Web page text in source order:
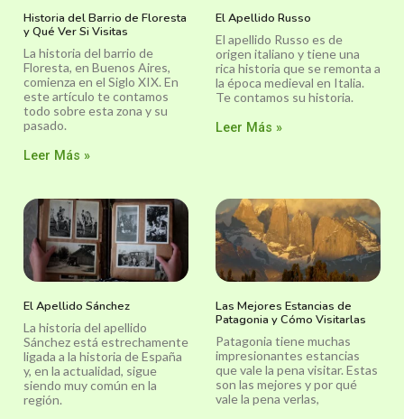
Historia del Barrio de Floresta
y Qué Ver Si Visitas
La historia del barrio de
Floresta, en Buenos Aires,
comienza en el Siglo XIX. En
este artículo te contamos
todo sobre esta zona y su
pasado.
Leer Más »
El Apellido Russo
El apellido Russo es de
origen italiano y tiene una
rica historia que se remonta a
la época medieval en Italia.
Te contamos su historia.
Leer Más »
El Apellido Sánchez
La historia del apellido
Sánchez está estrechamente
ligada a la historia de España
y, en la actualidad, sigue
siendo muy común en la
región.
Las Mejores Estancias de
Patagonia y Cómo Visitarlas
Patagonia tiene muchas
impresionantes estancias
que vale la pena visitar. Estas
son las mejores y por qué
vale la pena verlas,